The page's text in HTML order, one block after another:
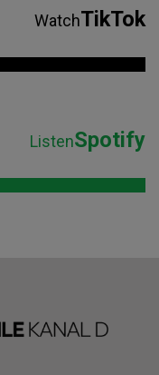
WatchTikTok
ListenSpotify